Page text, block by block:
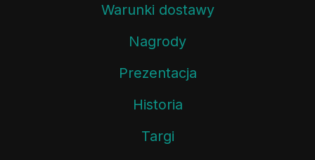
Warunki dostawy
Nagrody
Prezentacja
Historia
Targi